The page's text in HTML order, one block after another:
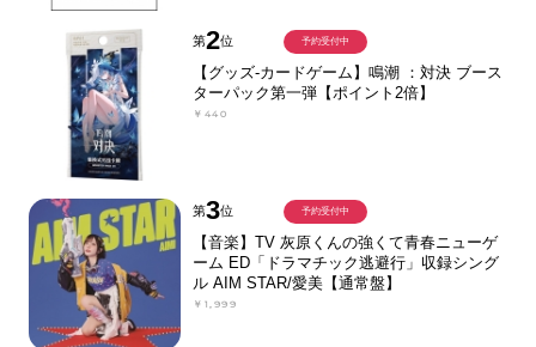
第2位
【グッズ-カードゲーム】鳴潮 ：対決 ブース
ターパック第一弾【ポイント2倍】
￥440
予約受付中
第3位
【音楽】TV 灰原くんの強くて青春ニューゲ
ーム ED「ドラマチック逃避行」収録シング
ル AIM STAR/愛美【通常盤】
￥1,999
予約受付中